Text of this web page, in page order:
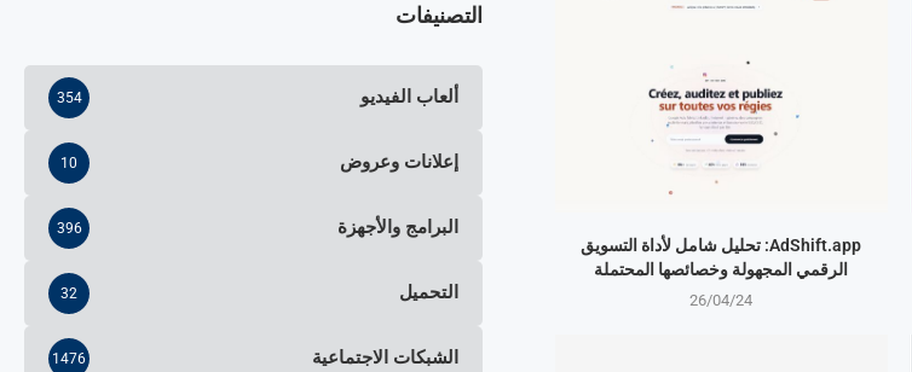
AdShift.app: تحليل شامل لأداة التسويق
الرقمي المجهولة وخصائصها المحتملة
26/04/24
التصنيفات
ألعاب الفيديو 354
إعلانات وعروض 10
البرامج والأجهزة 396
التحميل 32
الشبكات الاجتماعية 1476